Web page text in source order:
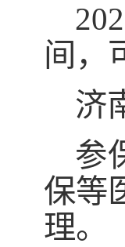
间，
济
参
保等
理。